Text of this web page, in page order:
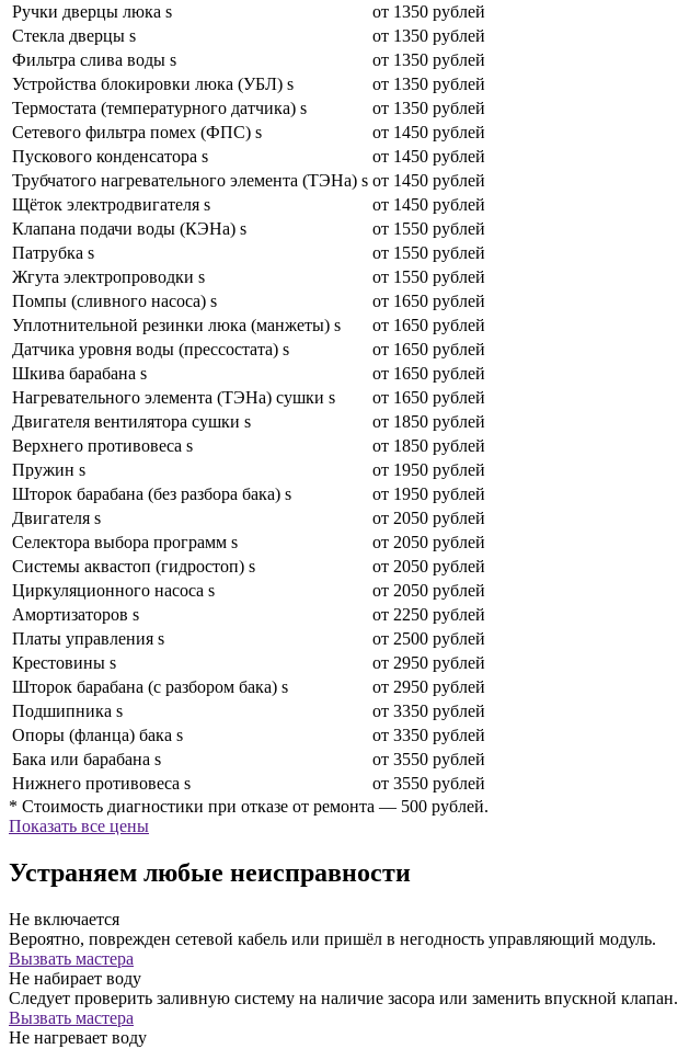
Ручки дверцы люка s
от 1350 рублей
Стекла дверцы s
от 1350 рублей
Фильтра слива воды s
от 1350 рублей
Устройства блокировки люка (УБЛ) s
от 1350 рублей
Термостата (температурного датчика) s
от 1350 рублей
Сетевого фильтра помех (ФПС) s
от 1450 рублей
Пускового конденсатора s
от 1450 рублей
Трубчатого нагревательного элемента (ТЭНа) s от 1450 рублей
Щёток электродвигателя s
от 1450 рублей
Клапана подачи воды (КЭНа) s
от 1550 рублей
Патрубка s
от 1550 рублей
Жгута электропроводки s
от 1550 рублей
Помпы (сливного насоса) s
от 1650 рублей
Уплотнительной резинки люка (манжеты) s
от 1650 рублей
Датчика уровня воды (прессостата) s
от 1650 рублей
Шкива барабана s
от 1650 рублей
Нагревательного элемента (ТЭНа) сушки s
от 1650 рублей
Двигателя вентилятора сушки s
от 1850 рублей
Верхнего противовеса s
от 1850 рублей
Пружин s
от 1950 рублей
Шторок барабана (без разбора бака) s
от 1950 рублей
Двигателя s
от 2050 рублей
Селектора выбора программ s
от 2050 рублей
Системы аквастоп (гидростоп) s
от 2050 рублей
Циркуляционного насоса s
от 2050 рублей
Амортизаторов s
от 2250 рублей
Платы управления s
от 2500 рублей
Крестовины s
от 2950 рублей
Шторок барабана (с разбором бака) s
от 2950 рублей
Подшипника s
от 3350 рублей
Опоры (фланца) бака s
от 3350 рублей
Бака или барабана s
от 3550 рублей
Нижнего противовеса s
от 3550 рублей
* Стоимость диагностики при отказе от ремонта — 500 рублей.
Показать все цены
Устраняем любые неисправности
Не включается
Вероятно, поврежден сетевой кабель или пришёл в негодность управляющий модуль.
Вызвать мастера
Не набирает воду
Следует проверить заливную систему на наличие засора или заменить впускной клапан.
Вызвать мастера
Не нагревает воду